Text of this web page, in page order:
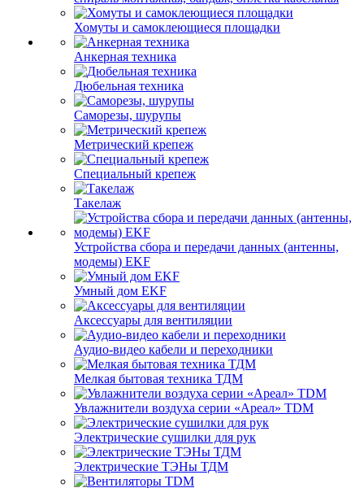
Хомуты и самоклеющиеся площадки
Анкерная техника
Дюбельная техника
Саморезы, шурупы
Метрический крепеж
Специальный крепеж
Такелаж
Устройства сбора и передачи данных (антенны,
модемы) EKF
Умный дом EKF
Аксессуары для вентиляции
Аудио-видео кабели и переходники
Мелкая бытовая техника ТДМ
Увлажнители воздуха серии «Ареал» TDM
Электрические сушилки для рук
Электрические ТЭНы ТДМ